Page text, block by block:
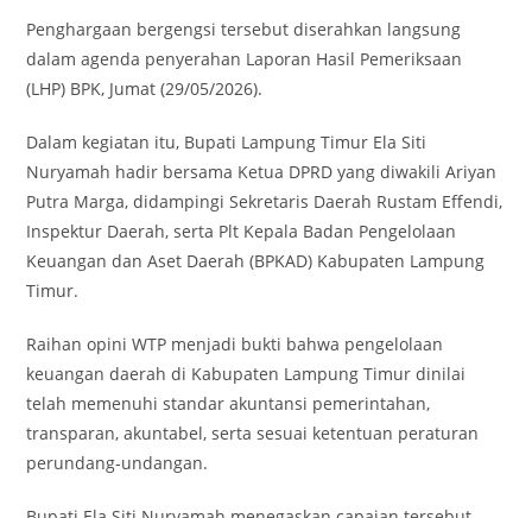
Penghargaan bergengsi tersebut diserahkan langsung
dalam agenda penyerahan Laporan Hasil Pemeriksaan
(LHP) BPK, Jumat (29/05/2026).
Dalam kegiatan itu, Bupati Lampung Timur Ela Siti
Nuryamah hadir bersama Ketua DPRD yang diwakili Ariyan
Putra Marga, didampingi Sekretaris Daerah Rustam Effendi,
Inspektur Daerah, serta Plt Kepala Badan Pengelolaan
Keuangan dan Aset Daerah (BPKAD) Kabupaten Lampung
Timur.
Raihan opini WTP menjadi bukti bahwa pengelolaan
keuangan daerah di Kabupaten Lampung Timur dinilai
telah memenuhi standar akuntansi pemerintahan,
transparan, akuntabel, serta sesuai ketentuan peraturan
perundang-undangan.